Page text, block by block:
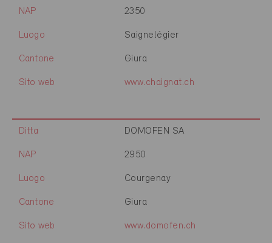
NAP 2350
Luogo Saignelégier
Cantone Giura
Sito web www.chaignat.ch
Ditta DOMOFEN SA
NAP 2950
Luogo Courgenay
Cantone Giura
Sito web www.domofen.ch